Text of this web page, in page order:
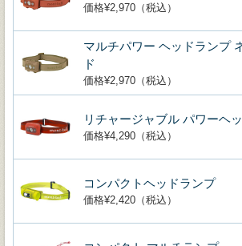
価格¥2,970（税込）
マルチパワー ヘッドランプ
ド
価格¥2,970（税込）
リチャージャブル パワーヘ
価格¥4,290（税込）
コンパクトヘッドランプ
価格¥2,420（税込）